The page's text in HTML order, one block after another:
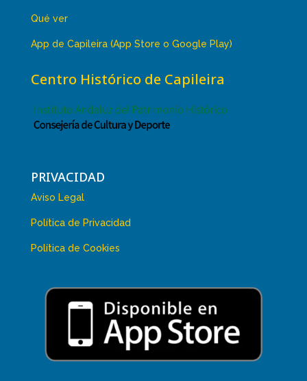
Qué ver
App de Capileira (App Store o Google Play)
Centro Histórico de Capileira
PRIVACIDAD
Aviso Legal
Política de Privacidad
Política de Cookies